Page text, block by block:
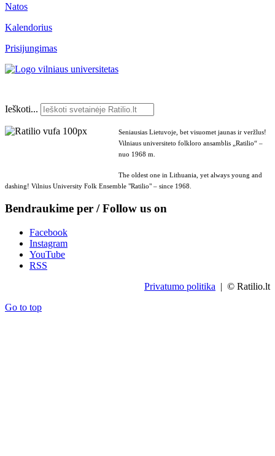
Natos
Kalendorius
Prisijungimas
Ieškoti...
Seniausias Lietuvoje, bet visuomet jaunas ir veržlus!
Vilniaus universiteto folkloro ansamblis „Ratilio“ –
nuo 1968 m.
The oldest one in Lithuania, yet always young and
dashing! Vilnius University Folk Ensemble "Ratilio" – since 1968.
Bendraukime per / Follow us on
Facebook
Instagram
YouTube
RSS
Privatumo politika | © Ratilio.lt
Go to top